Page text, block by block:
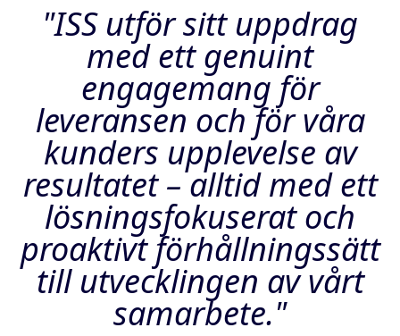
"ISS utför sitt uppdrag
med ett genuint
engagemang för
leveransen och för våra
kunders upplevelse av
resultatet – alltid med ett
lösningsfokuserat och
proaktivt förhållningssätt
till utvecklingen av vårt
samarbete."